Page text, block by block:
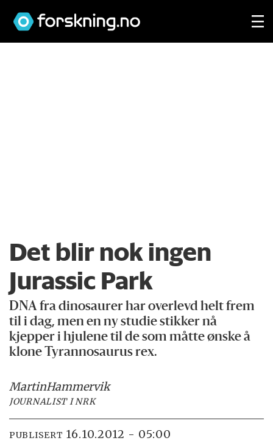
Det blir nok ingen
Jurassic Park
DNA fra dinosaurer har overlevd helt frem
til i dag, men en ny studie stikker nå
kjepper i hjulene til de som måtte ønske å
klone Tyrannosaurus rex.
MartinHammervik
JOURNALIST I NRK
PUBLISERT 16.10.2012 - 05:00